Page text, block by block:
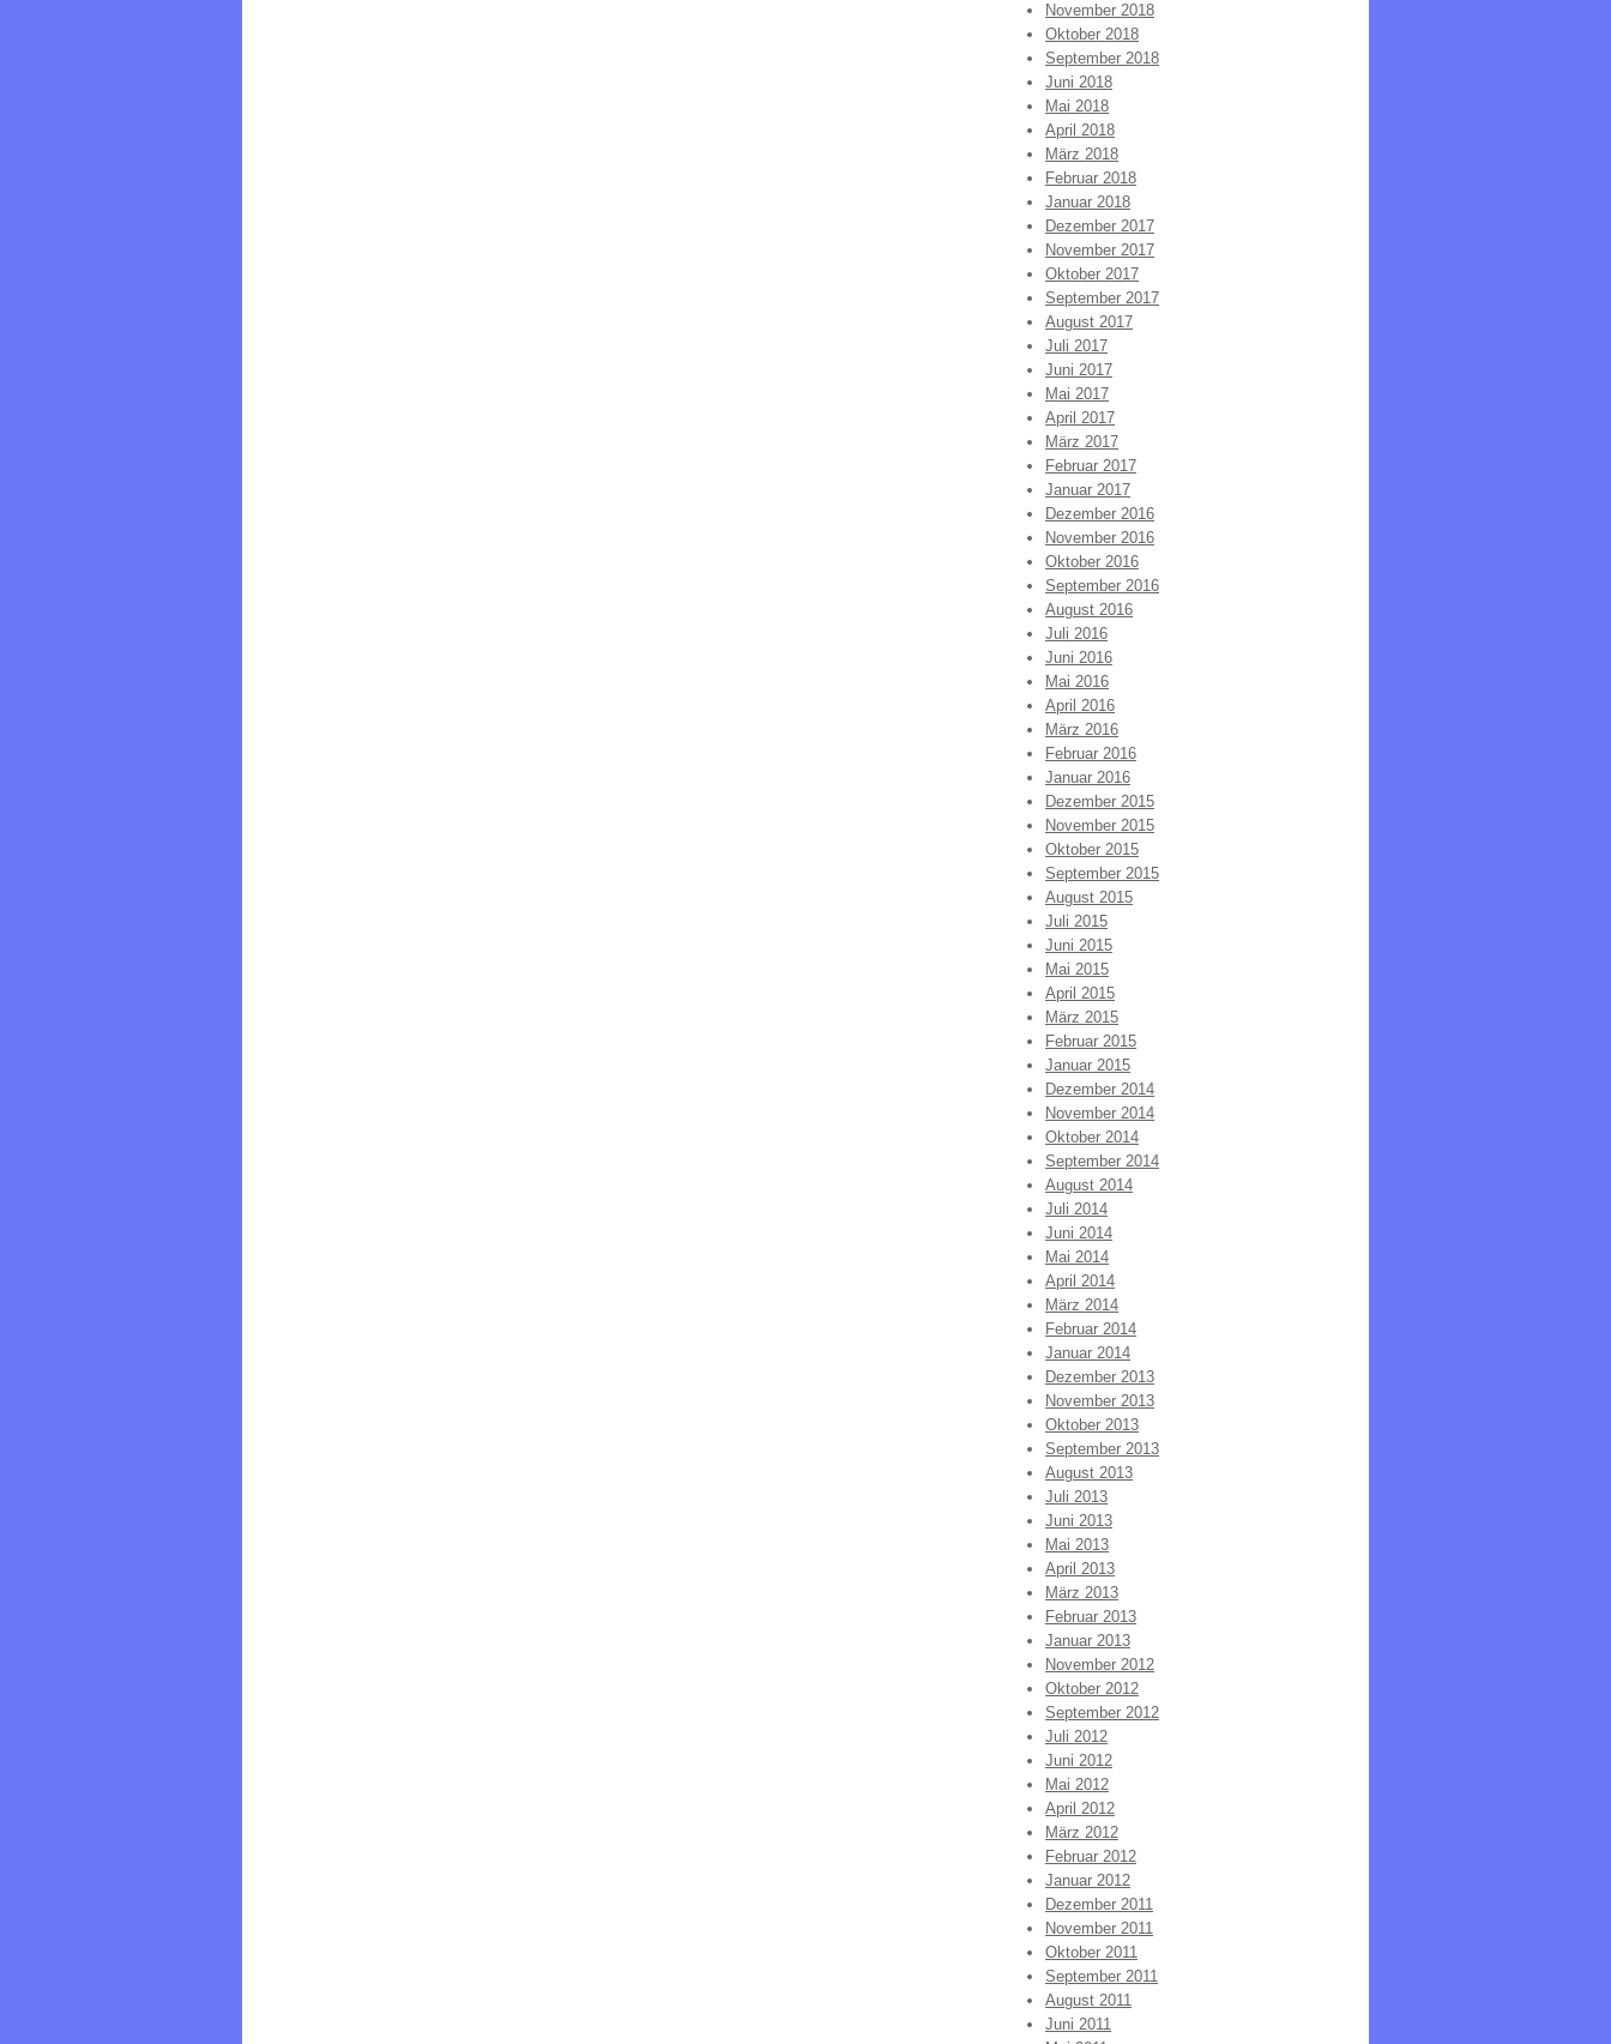
November 2018
Oktober 2018
September 2018
Juni 2018
Mai 2018
April 2018
März 2018
Februar 2018
Januar 2018
Dezember 2017
November 2017
Oktober 2017
September 2017
August 2017
Juli 2017
Juni 2017
Mai 2017
April 2017
März 2017
Februar 2017
Januar 2017
Dezember 2016
November 2016
Oktober 2016
September 2016
August 2016
Juli 2016
Juni 2016
Mai 2016
April 2016
März 2016
Februar 2016
Januar 2016
Dezember 2015
November 2015
Oktober 2015
September 2015
August 2015
Juli 2015
Juni 2015
Mai 2015
April 2015
März 2015
Februar 2015
Januar 2015
Dezember 2014
November 2014
Oktober 2014
September 2014
August 2014
Juli 2014
Juni 2014
Mai 2014
April 2014
März 2014
Februar 2014
Januar 2014
Dezember 2013
November 2013
Oktober 2013
September 2013
August 2013
Juli 2013
Juni 2013
Mai 2013
April 2013
März 2013
Februar 2013
Januar 2013
November 2012
Oktober 2012
September 2012
Juli 2012
Juni 2012
Mai 2012
April 2012
März 2012
Februar 2012
Januar 2012
Dezember 2011
November 2011
Oktober 2011
September 2011
August 2011
Juni 2011